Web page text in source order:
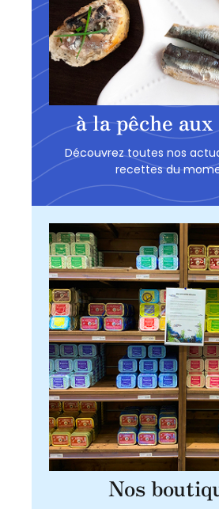
à la pêche
Découvrez toutes nos
recettes du
Nos